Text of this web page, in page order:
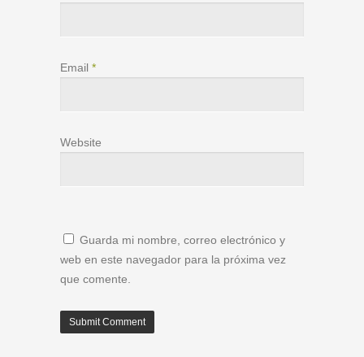
Email *
Website
Guarda mi nombre, correo electrónico y
web en este navegador para la próxima vez
que comente.